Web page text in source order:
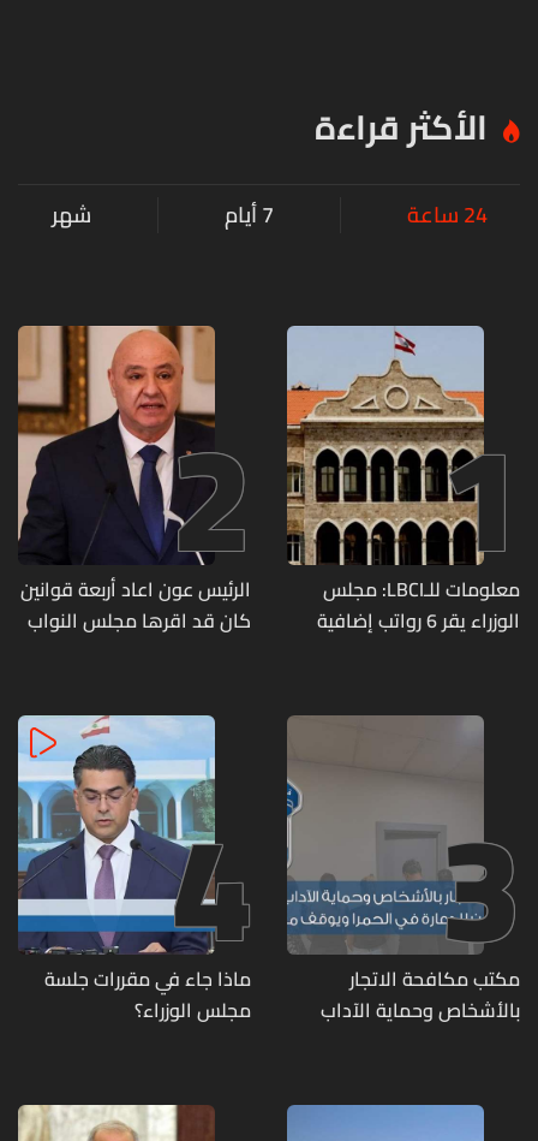
الأكثر قراءة
24 ساعة 7 أيام شهر
1
معلومات للـLBCI: مجلس
الوزراء يقر 6 رواتب إضافية
منذ آذار
2
الرئيس عون اعاد أربعة قوانين
كان قد اقرها مجلس النواب
3
مكتب مكافحة الاتجار
بالأشخاص وحماية الآداب
متورطين
4
ماذا جاء في مقررات جلسة
مجلس الوزراء؟